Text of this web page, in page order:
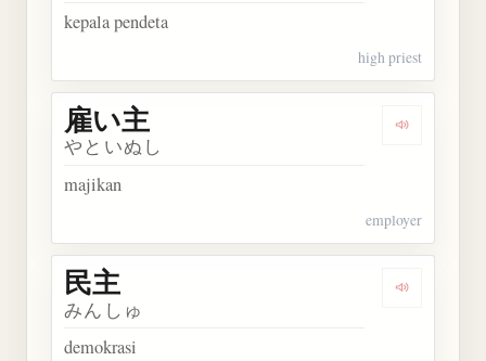
kepala pendeta
high priest
Dengarkan
雇い主
やといぬし
majikan
employer
Dengarkan
民主
みんしゅ
demokrasi